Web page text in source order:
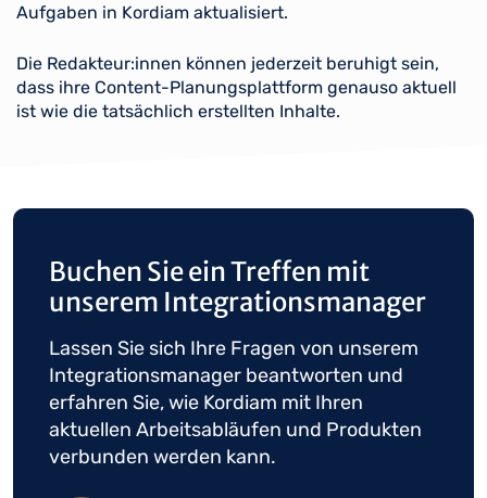
Aufgaben in Kordiam aktualisiert.
Die Redakteur:innen können jederzeit beruhigt sein,
dass ihre Content-Planungsplattform genauso aktuell
ist wie die tatsächlich erstellten Inhalte.
Buchen Sie ein Treffen mit
unserem Integrationsmanager
Lassen Sie sich Ihre Fragen von unserem
Integrationsmanager beantworten und
erfahren Sie, wie Kordiam mit Ihren
aktuellen Arbeitsabläufen und Produkten
verbunden werden kann.